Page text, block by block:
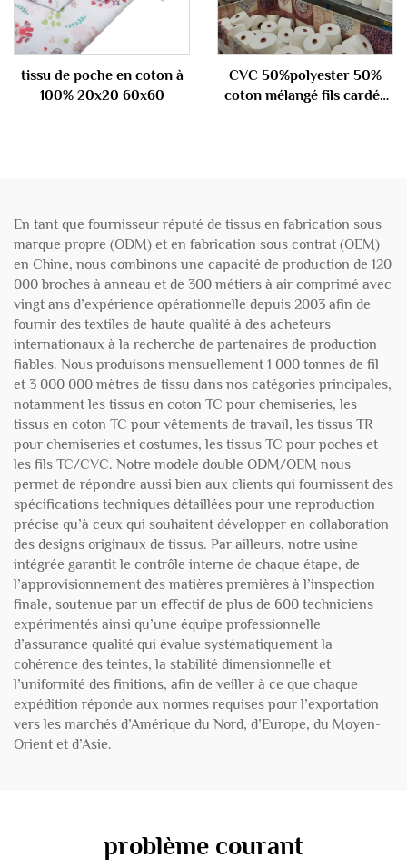
tissu de poche en coton à
100% 20x20 60x60
CVC 50%polyester 50%
coton mélangé fils cardés
En tant que fournisseur réputé de tissus en fabrication sous
marque propre (ODM) et en fabrication sous contrat (OEM)
en Chine, nous combinons une capacité de production de 120
000 broches à anneau et de 300 métiers à air comprimé avec
vingt ans d’expérience opérationnelle depuis 2003 afin de
fournir des textiles de haute qualité à des acheteurs
internationaux à la recherche de partenaires de production
fiables. Nous produisons mensuellement 1 000 tonnes de fil
et 3 000 000 mètres de tissu dans nos catégories principales,
notamment les tissus en coton TC pour chemiseries, les
tissus en coton TC pour vêtements de travail, les tissus TR
pour chemiseries et costumes, les tissus TC pour poches et
les fils TC/CVC. Notre modèle double ODM/OEM nous
permet de répondre aussi bien aux clients qui fournissent des
spécifications techniques détaillées pour une reproduction
précise qu’à ceux qui souhaitent développer en collaboration
des designs originaux de tissus. Par ailleurs, notre usine
intégrée garantit le contrôle interne de chaque étape, de
l’approvisionnement des matières premières à l’inspection
finale, soutenue par un effectif de plus de 600 techniciens
expérimentés ainsi qu’une équipe professionnelle
d’assurance qualité qui évalue systématiquement la
cohérence des teintes, la stabilité dimensionnelle et
l’uniformité des finitions, afin de veiller à ce que chaque
expédition réponde aux normes requises pour l’exportation
vers les marchés d’Amérique du Nord, d’Europe, du Moyen-
Orient et d’Asie.
problème courant